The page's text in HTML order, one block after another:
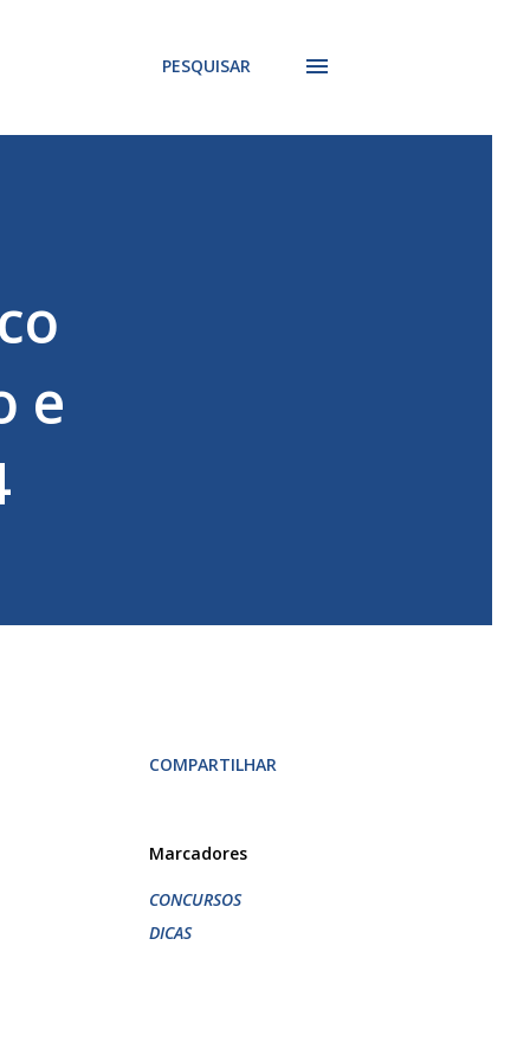
PESQUISAR
e
COMPARTILHAR
Marcadores
CONCURSOS
DICAS